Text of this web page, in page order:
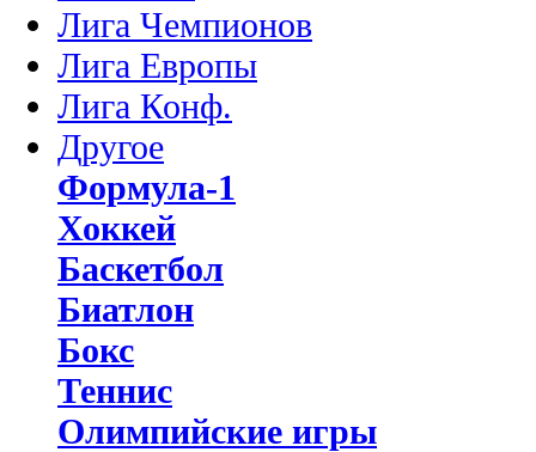
Лига Чемпионов
Лига Европы
Лига Конф.
Другое
Формула-1
Хоккей
Баскетбол
Биатлон
Бокс
Теннис
Олимпийские игры